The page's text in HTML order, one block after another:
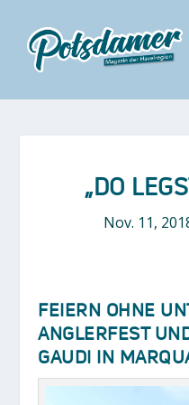
„DO
Nov. 11,
FEIERN OHNE
ANGLERFEST
GAUDI IN